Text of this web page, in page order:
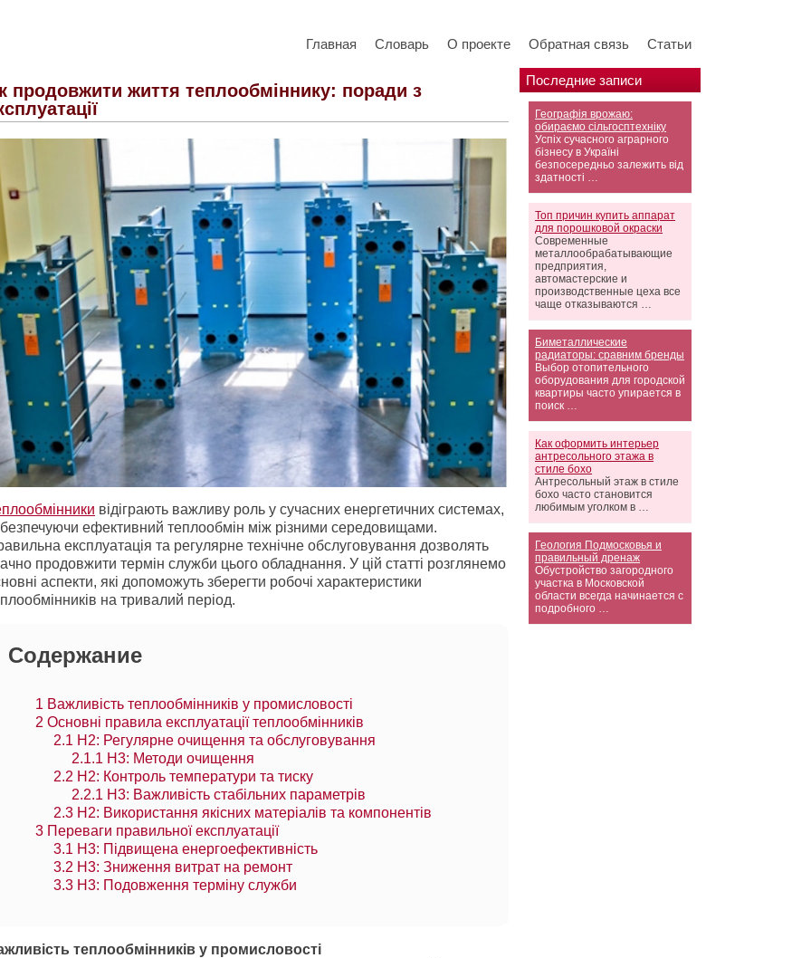
Главная Словарь О проекте Обратная связь Статьи
Последние записи
Географія врожаю:
обираємо сільгосптехніку
Успіх сучасного аграрного
бізнесу в Україні
безпосередньо залежить від
здатності …
Топ причин купить аппарат
для порошковой окраски
Современные
металлообрабатывающие
предприятия,
автомастерские и
производственные цеха все
чаще отказываются …
Биметаллические
радиаторы: сравним бренды
Выбор отопительного
оборудования для городской
квартиры часто упирается в
поиск …
Как оформить интерьер
антресольного этажа в
стиле бохо
Антресольный этаж в стиле
бохо часто становится
любимым уголком в …
Геология Подмосковья и
правильный дренаж
Обустройство загородного
участка в Московской
области всегда начинается с
подробного …
продовжити життя теплообміннику: поради з
відіграють важливу роль у сучасних енергетичних системах,
ефективний теплообмін між різними середовищами.
експлуатація та регулярне технічне обслуговування дозволять
продовжити термін служби цього обладнання. У цій статті розглянемо
аспекти, які допоможуть зберегти робочі характеристики
на тривалий період.
Содержание
1 Важливість теплообмінників у промисловості
2 Основні правила експлуатації теплообмінників
2.1 H2: Регулярне очищення та обслуговування
2.1.1 H3: Методи очищення
2.2 H2: Контроль температури та тиску
2.2.1 H3: Важливість стабільних параметрів
2.3 H2: Використання якісних матеріалів та компонентів
3 Переваги правильної експлуатації
3.1 H3: Підвищена енергоефективність
3.2 H3: Зниження витрат на ремонт
3.3 H3: Подовження терміну служби
теплообмінників у промисловості